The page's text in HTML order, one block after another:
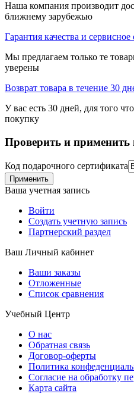
Наша компания производит
ближнему зарубежью
Гарантия качества и
Мы предлагаем только те
уверены
Возврат товара в течение 30
У вас есть 30 дней, для того
покупку
Проверить и
Код подарочного сертификата
Применить
Ваша учетная запись
Войти
Создать учетную запись
Партнерский раздел
Ваш Личный кабинет
Ваши заказы
Отложенные
Список сравнения
Учебный Центр
О нас
Обратная связь
Договор-оферты
Политика
Согласие на обработку
Карта сайта